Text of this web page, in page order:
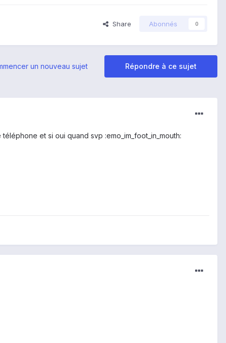
Share Abonnés 0
Répondre à ce sujet
un nouveau sujet
et si oui quand svp :emo_im_foot_in_mouth: